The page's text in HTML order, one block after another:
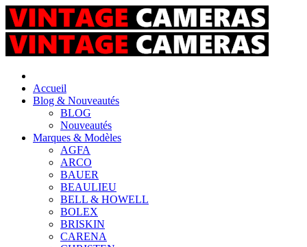
Accueil
Blog & Nouveautés
BLOG
Nouveautés
Marques & Modèles
AGFA
ARCO
BAUER
BEAULIEU
BELL & HOWELL
BOLEX
BRISKIN
CARENA